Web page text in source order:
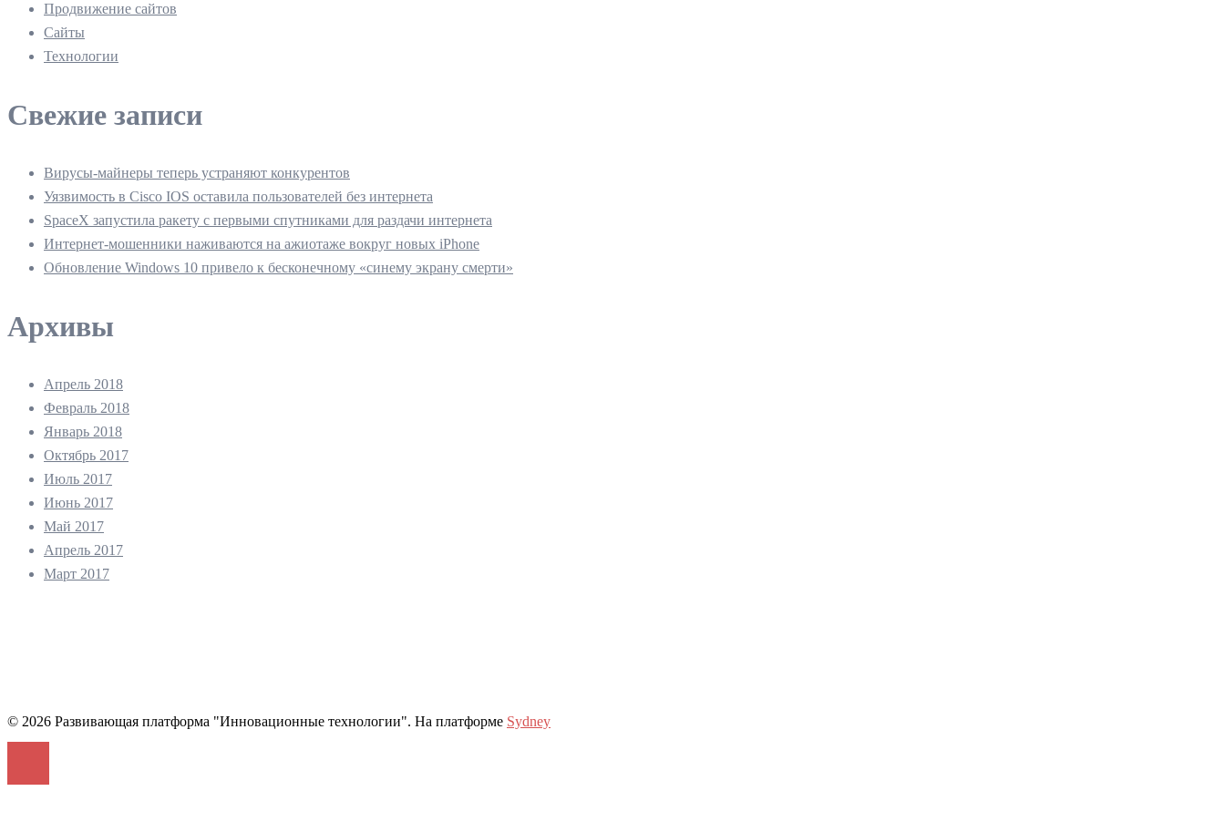
Продвижение сайтов
Сайты
Технологии
Свежие записи
Вирусы-майнеры теперь устраняют конкурентов
Уязвимость в Cisco IOS оставила пользователей без интернета
SpaceX запустила ракету с первыми спутниками для раздачи интернета
Интернет-мошенники наживаются на ажиотаже вокруг новых iPhone
Обновление Windows 10 привело к бесконечному «синему экрану смерти»
Архивы
Апрель 2018
Февраль 2018
Январь 2018
Октябрь 2017
Июль 2017
Июнь 2017
Май 2017
Апрель 2017
Март 2017
© 2026 Развивающая платформа "Инновационные технологии". На платформе Sydney
Войти